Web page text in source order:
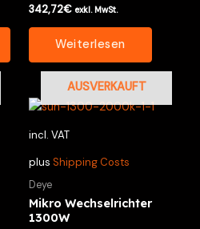
Bewertet
mit
0
342,72€ exkl. MwSt.
Weiterlesen
AUSVERKAUFT
incl. VAT
plus Shipping Costs
Deye
Mikro Wechselrichter
1300W